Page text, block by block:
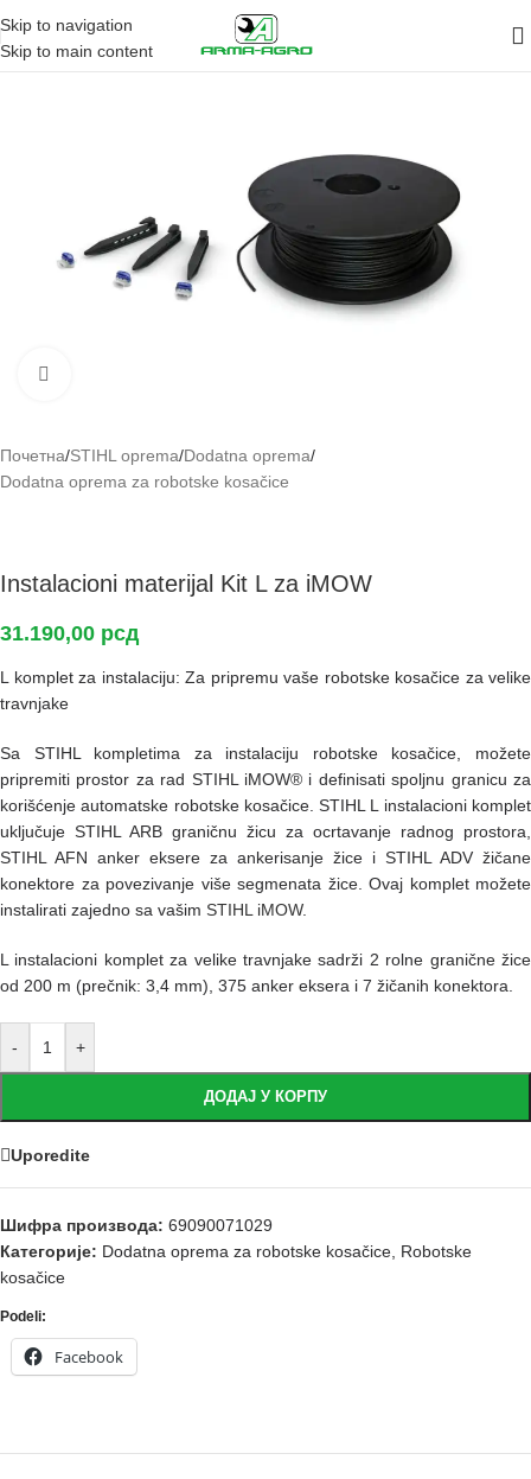
Skip to navigation
Skip to main content
Почетна/STIHL oprema/Dodatna oprema/
Dodatna oprema za robotske kosačice
Instalacioni materijal Kit L za iMOW
31.190,00 рсд
L komplet za instalaciju: Za pripremu vaše robotske kosačice za velike
travnjake
Sa STIHL kompletima za instalaciju robotske kosačice, možete
pripremiti prostor za rad STIHL iMOW® i definisati spoljnu granicu za
korišćenje automatske robotske kosačice. STIHL L instalacioni komplet
uključuje STIHL ARB graničnu žicu za ocrtavanje radnog prostora,
STIHL AFN anker eksere za ankerisanje žice i STIHL ADV žičane
konektore za povezivanje više segmenata žice. Ovaj komplet možete
instalirati zajedno sa vašim STIHL iMOW.
L instalacioni komplet za velike travnjake sadrži 2 rolne granične žice
od 200 m (prečnik: 3,4 mm), 375 anker eksera i 7 žičanih konektora.
- +
ДОДАЈ У КОРПУ
Uporedite
Шифра производа: 69090071029
Категорије: Dodatna oprema za robotske kosačice, Robotske
kosačice
Podeli:
Facebook